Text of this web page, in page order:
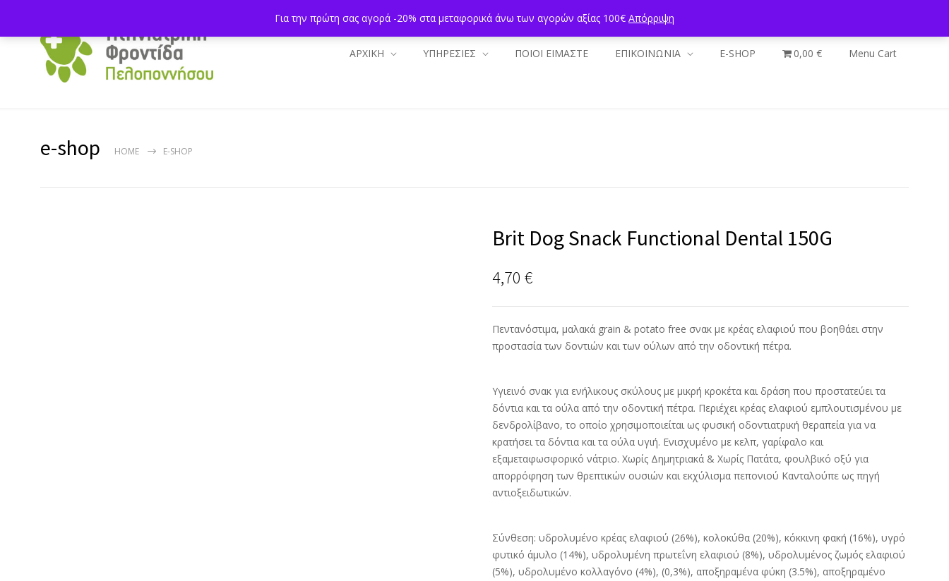
ΑΡΧΙΚΗ ΥΠΗΡΕΣΙΕΣ ΠΟΙΟΙ ΕΙΜΑΣΤΕ ΕΠΙΚΟΙΝΩΝΙΑ E-SHOP 0,00 € Menu Cart
e-shop HOME E-SHOP
Brit Dog Snack Functional Dental 150G
4,70 €
Πεντανόστιμα, μαλακά grain & potato free σνακ με κρέας ελαφιού που βοηθάει στην
προστασία των δοντιών και των ούλων από την οδοντική πέτρα.
Υγιεινό σνακ για ενήλικους σκύλους με μικρή κροκέτα και δράση που προστατεύει τα
δόντια και τα ούλα από την οδοντική πέτρα. Περιέχει κρέας ελαφιού εμπλουτισμένου με
δενδρολίβανο, το οποίο χρησιμοποιείται ως φυσική οδοντιατρική θεραπεία για να
κρατήσει τα δόντια και τα ούλα υγιή. Ενισχυμένο με κελπ, γαρίφαλο και
εξαμεταφωσφορικό νάτριο. Χωρίς Δημητριακά & Χωρίς Πατάτα, φουλβικό οξύ για
απορρόφηση των θρεπτικών ουσιών και εκχύλισμα πεπονιού Κανταλούπε ως πηγή
αντιοξειδωτικών.
Σύνθεση: υδρολυμένο κρέας ελαφιού (26%), κολοκύθα (20%), κόκκινη φακή (16%), υγρό
φυτικό άμυλο (14%), υδρολυμένη πρωτεΐνη ελαφιού (8%), υδρολυμένος ζωμός ελαφιού
(5%), υδρολυμένο κολλαγόνο (4%), (0,3%), αποξηραμένα φύκη (3.5%), αποξηραμένο
Για την πρώτη σας αγορά -20% στα μεταφορικά άνω των αγορών αξίας 100€ Απόρριψη